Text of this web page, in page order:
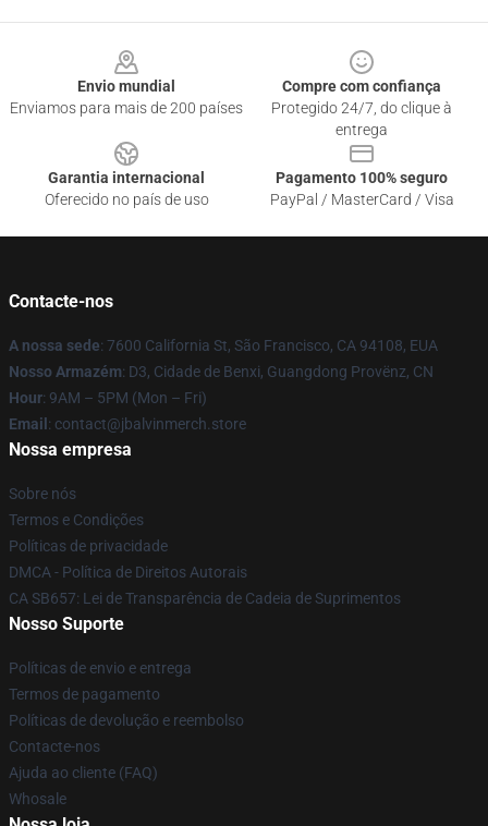
Envio mundial
Enviamos para mais de 200 países
Compre com confiança
Protegido 24/7, do clique à
entrega
Garantia internacional
Oferecido no país de uso
Pagamento 100% seguro
PayPal / MasterCard / Visa
Contacte-nos
A nossa sede: 7600 California St, São Francisco, CA 94108, EUA
Nosso Armazém: D3, Cidade de Benxi, Guangdong Provënz, CN
Hour: 9AM – 5PM (Mon – Fri)
Email : contact@jbalvinmerch.store
Nossa empresa
Sobre nós
Termos e Condições
Políticas de privacidade
DMCA - Política de Direitos Autorais
CA SB657: Lei de Transparência de Cadeia de Suprimentos
Nosso Suporte
Políticas de envio e entrega
Termos de pagamento
Políticas de devolução e reembolso
Contacte-nos
Ajuda ao cliente (FAQ)
Whosale